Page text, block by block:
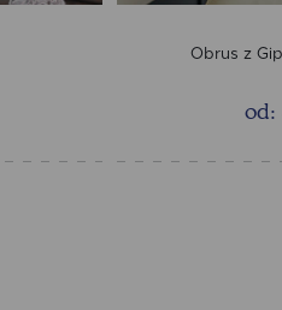
Obrus z
od: